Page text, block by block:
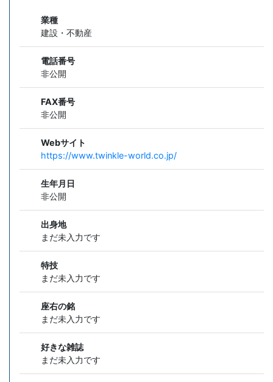
業種
建設・不動産
電話番号
非公開
FAX番号
非公開
Webサイト
https://www.twinkle-world.co.jp/
生年月日
非公開
出身地
まだ未入力です
特技
まだ未入力です
座右の銘
まだ未入力です
好きな雑誌
まだ未入力です